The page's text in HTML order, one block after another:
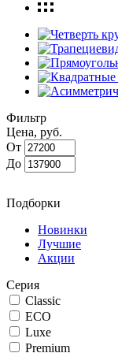
Фильтр
Цена, руб.
От
До
Подборки
Новинки
Лучшие
Акции
Серия
Classic
ECO
Luxe
Premium